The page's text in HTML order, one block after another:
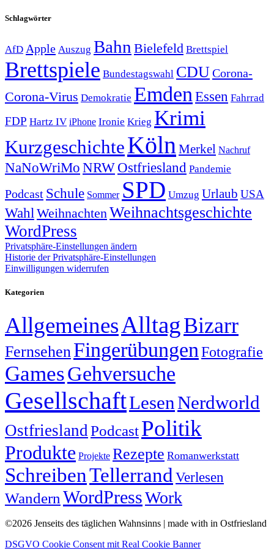
Schlagwörter
AfD Apple Auszug Bahn Bielefeld Brettspiel
Brettspiele Bundestagswahl CDUCorona-
Corona-Virus Demokratie Emden Essen Fahrrad
FDP Hartz IV iPhone Ironie Krieg Krimi
KurzgeschichteKöln Merkel Nachruf
NaNoWriMo NRWOstfriesland Pandemie
Podcast Schule Sommer SPD Umzug Urlaub USA
Wahl Weihnachten Weihnachtsgeschichte
WordPress
Privatsphäre-Einstellungen ändern
Historie der Privatsphäre-Einstellungen
Einwilligungen widerrufen
Kategorien
AllgemeinesAlltagBizarr
FernsehenFingerübungen Fotografie
GamesGehversuche
GesellschaftLesenNerdworld
OstfrieslandPodcastPolitik
Produkte Projekte Rezepte Romanwerkstatt
SchreibenTellerrand Verlesen
Wandern WordPressWork
©2026 Jenseits des täglichen Wahnsinns | made with in Ostfriesland
DSGVO Cookie Consent mit Real Cookie Banner